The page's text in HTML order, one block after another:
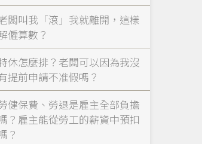
闆叫我「滾」我就離開，這樣
僱算數？
休怎麼排？老闆可以因為我沒
提前申請不准假嗎？
健保費、勞退是雇主全部負擔
？雇主能從勞工的薪資中預扣
？